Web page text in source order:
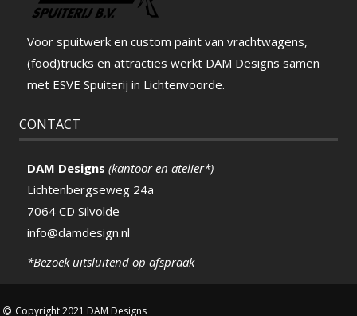
Voor spuitwerk en custom paint van vrachtwagens,
(food)trucks en attracties werkt DAM Designs samen
met ESVE Spuiterij in Lichtenvoorde.
CONTACT
DAM Designs (kantoor en atelier*)
Lichtenbergseweg 24a
7064 CD Silvolde
info@damdesign.nl
*Bezoek uitsluitend op afspraak
Copyright 2021 DAM Designs